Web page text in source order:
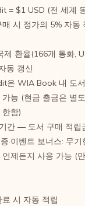
= $1 USD (전 세계
매 시 정가의 5% 자동
제 환율(166개 통화,
동 갱신
은 WIA Book 내 도
능 (현금 출금은 별
함)
간 — 도서 구매 적립
·이벤트 보너스: 무
제든지 사용 가능 (
시 자동 적립